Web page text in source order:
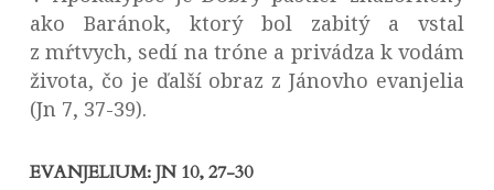
ako Baránok, ktorý bol zabitý a vstal
z mŕtvych, sedí na tróne a privádza k vodám
života, čo je ďalší obraz z Jánovho evanjelia
(Jn 7, 37-39).
EVANJELIUM: JN 10, 27-30